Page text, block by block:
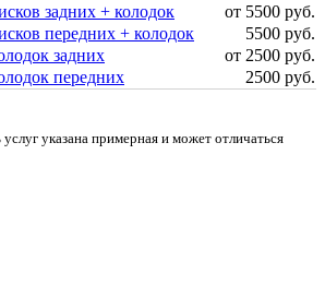
задних + колодок
от 5500 руб.
передних + колодок
5500 руб.
задних
от 2500 руб.
передних
2500 руб.
указана примерная и может отличаться